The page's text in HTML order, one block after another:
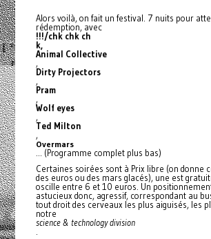
Alors voilà, on fait un festival. 7 nuits pour
rédemption, avec
!!!/chk chk ch
k,
Animal Collective
,
Dirty Projectors
,
Pram
,
Wolf eyes
,
Ted Milton
,
Overmars
... (Programme complet plus bas)
Certaines soirées sont à Prix libre (on donne
des euros ou des mars glacés), une est
oscille entre 6 et 10 euros. Un
astucieux donc, agressif, correspondant au
tout droit des cerveaux les plus aiguisés, les
notre
science & technology division
.